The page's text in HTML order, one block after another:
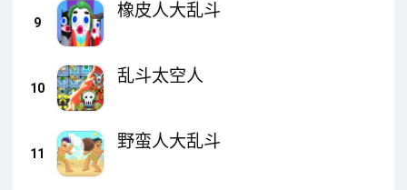
9
橡皮人大乱斗
10
乱斗太空人
11
野蛮人大乱斗